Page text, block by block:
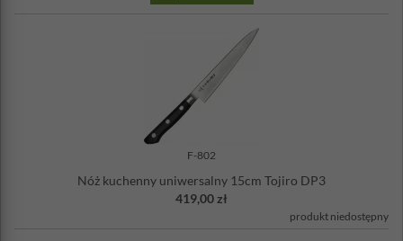
F-802
Nóż kuchenny uniwersalny 15cm Tojiro DP3
419,00 zł
produkt niedostępny